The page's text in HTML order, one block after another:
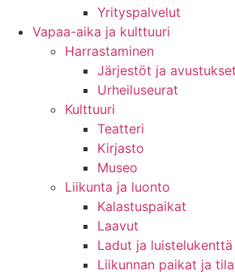
Yrityspalvelut
Vapaa-aika ja kulttuuri
Harrastaminen
Järjestöt ja avustukset
Urheiluseurat
Kulttuuri
Teatteri
Kirjasto
Museo
Liikunta ja luonto
Kalastuspaikat
Laavut
Ladut ja luistelukenttä
Liikunnan paikat ja